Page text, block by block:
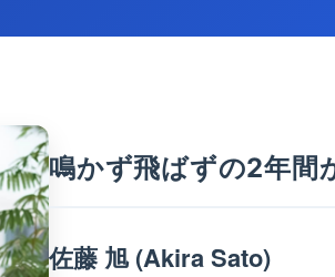
鳴かず飛ばずの2年間
佐藤 旭 (Akira Sato)